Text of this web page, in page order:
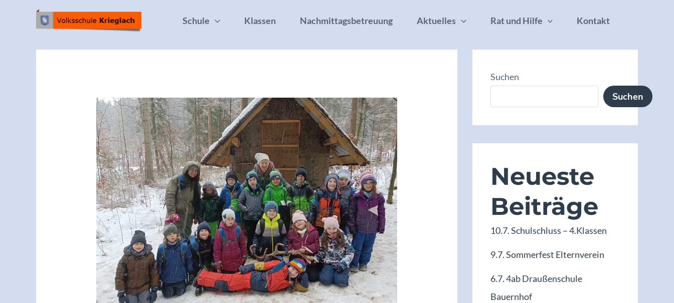
Schule Klassen Nachmittagsbetreuung Aktuelles Rat und Hilfe Kontakt
Suchen
Suchen
Neueste
Beiträge
10.7. Schulschluss – 4.Klassen
9.7. Sommerfest Elternverein
6.7. 4ab Draußenschule
Bauernhof